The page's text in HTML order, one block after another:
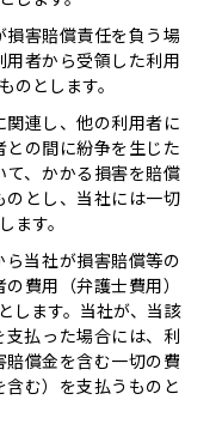
害賠償責任を負う場
者から受領した利用
のとします。
連し、他の利用者に
の間に紛争を生じた
、かかる損害を賠償
のとし、当社には一切
ます。
当社が損害賠償等の
費用（弁護士費用）
します。当社が、当該
払った場合には、利
償金を含む一切の費
む）を支払うものと